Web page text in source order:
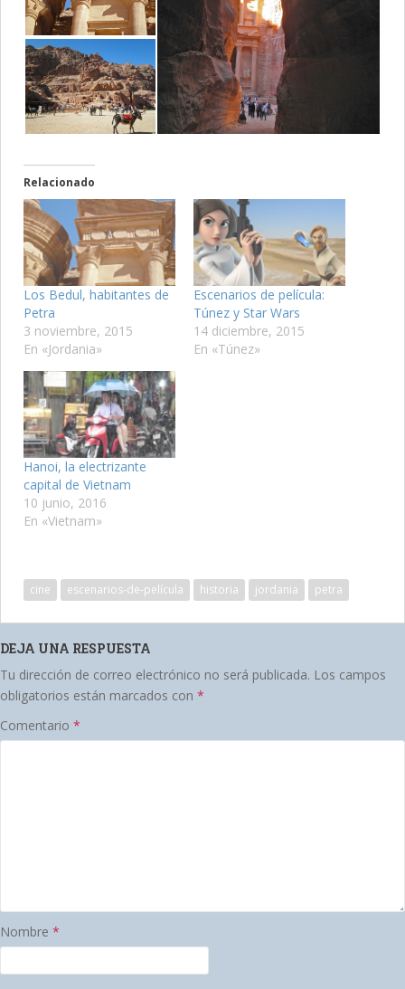
Relacionado
Los Bedul, habitantes de
Petra
3 noviembre, 2015
En «Jordania»
Escenarios de película:
Túnez y Star Wars
14 diciembre, 2015
En «Túnez»
Hanoi, la electrizante
capital de Vietnam
10 junio, 2016
En «Vietnam»
cine escenarios-de-película historia jordania petra
DEJA UNA RESPUESTA
Tu dirección de correo electrónico no será publicada. Los campos
obligatorios están marcados con *
Comentario *
Nombre *